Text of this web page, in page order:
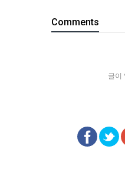
Comments
글이